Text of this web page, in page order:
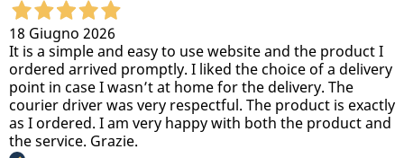
18 Giugno 2026
It is a simple and easy to use website and the product I
ordered arrived promptly. I liked the choice of a delivery
point in case I wasn’t at home for the delivery. The
courier driver was very respectful. The product is exactly
as I ordered. I am very happy with both the product and
the service. Grazie.